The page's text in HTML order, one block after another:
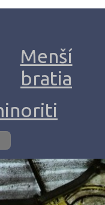
Menší
bratia